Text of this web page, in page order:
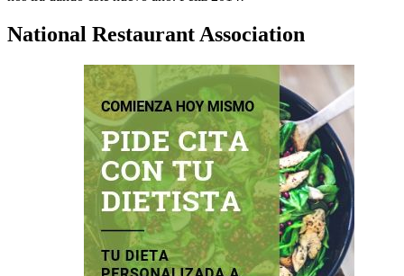
National Restaurant Association